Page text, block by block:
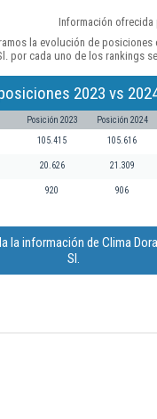
Información ofrecida
la evolución de posiciones
por cada uno de los rankings
2023 vs
Posición 2023 Posición 2024
105.415 105.616
20.626 21.309
920 906
la información de Clima
Sl.